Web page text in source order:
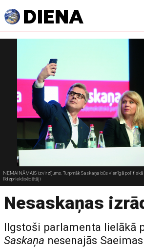
NEMAINĀMAIS izvirzījums. Turpmāk Saskaņa būs vienīgā
līdzpriekšsēdētāji
Nesaskaņas
Ilgstoši parlamenta lielākā
Saskaņa nesenajās